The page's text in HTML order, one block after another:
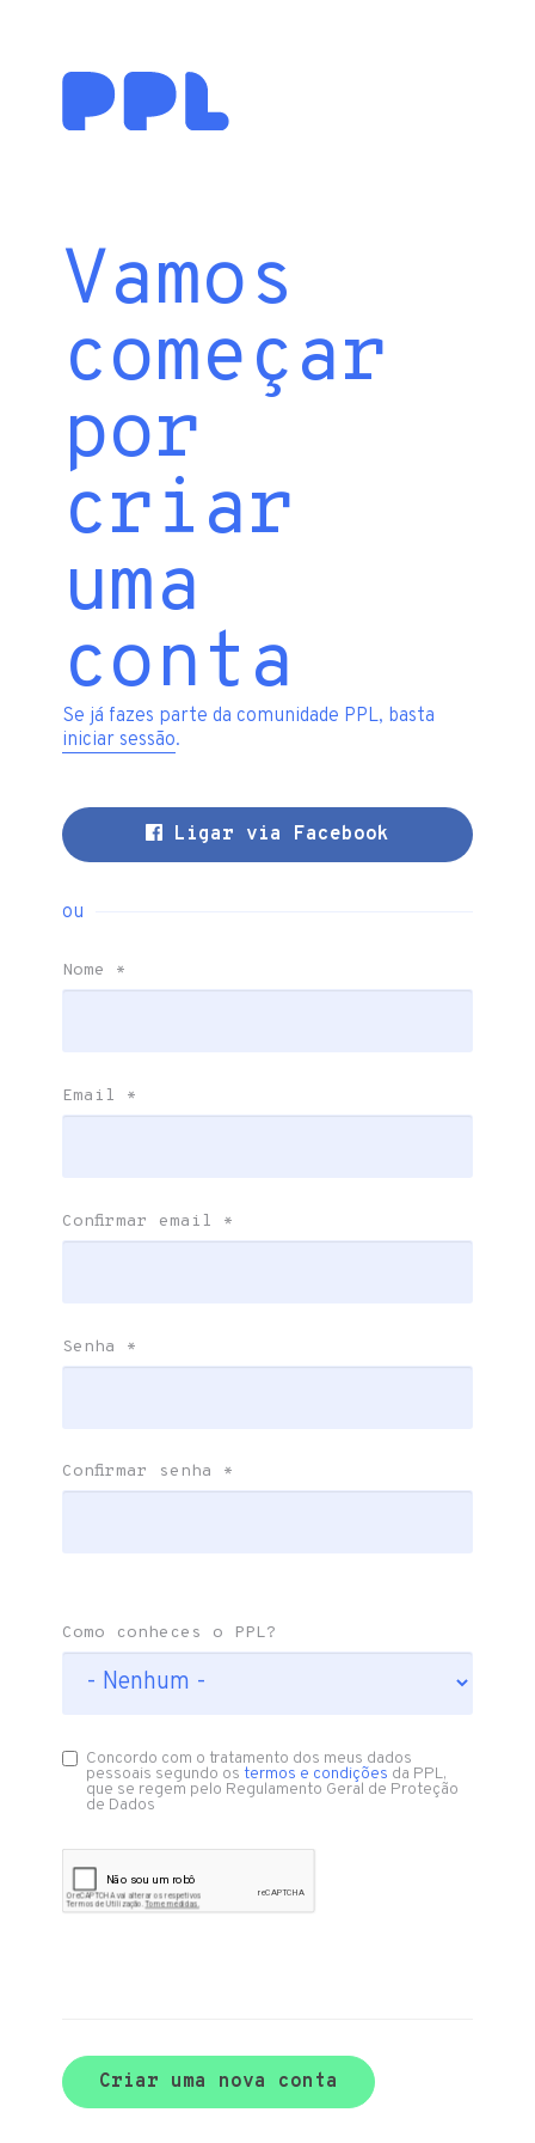
Vamos
começar
por
criar
uma
conta
Se já fazes parte da comunidade PPL, basta
iniciar sessão.
Ligar via Facebook
ou
Nome *
Email *
Confirmar email *
Senha *
Confirmar senha *
Como conheces o PPL?
Concordo com o tratamento dos meus dados
pessoais segundo ostermos e condições da PPL,
que se regem pelo Regulamento Geral de Proteção
de Dados
Criar uma nova conta